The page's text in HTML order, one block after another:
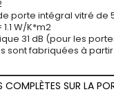
porte intégral vitré de
W/K*m2
31 dB (pour les
sont fabriquées à
SUR LA